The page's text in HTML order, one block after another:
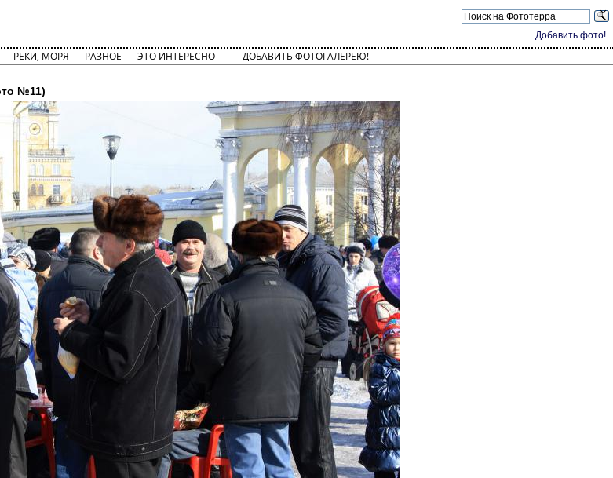
Добавить фото!
РЕКИ, МОРЯ РАЗНОЕ ЭТО ИНТЕРЕСНО ДОБАВИТЬ ФОТОГАЛЕРЕЮ!
№11)